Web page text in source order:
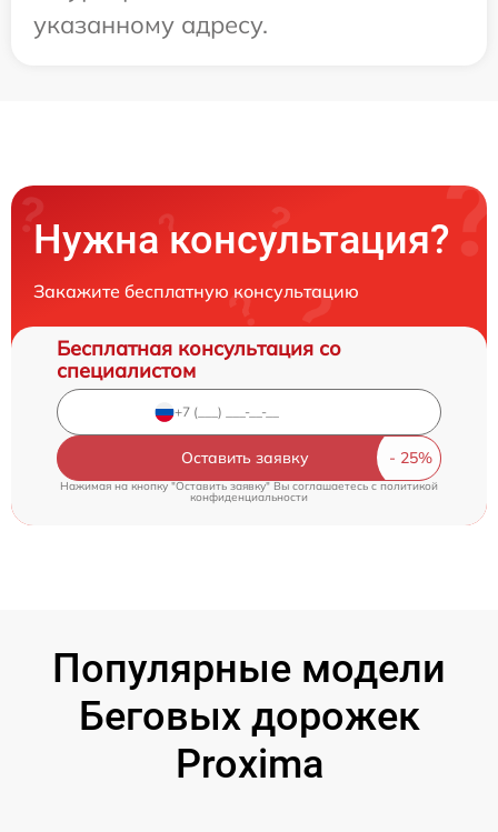
указанному адресу.
Нужна консультация?
Закажите бесплатную консультацию
Бесплатная консультация со
специалистом
Оставить заявку
Нажимая на кнопку "Оставить заявку" Вы соглашаетесь cполитикой
конфиденциальности
Популярные модели
Беговых дорожек
Proxima